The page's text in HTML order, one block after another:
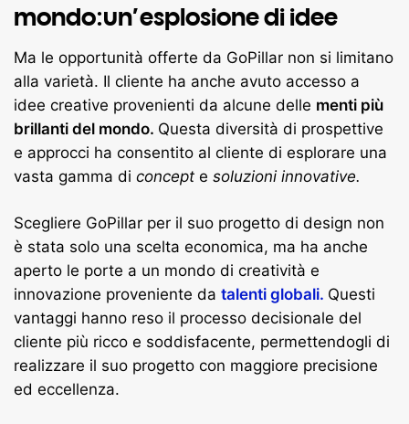
mondo:un’esplosione di idee
Ma le opportunità offerte da GoPillar non si limitano
alla varietà. Il cliente ha anche avuto accesso a
idee creative provenienti da alcune delle menti più
brillanti del mondo. Questa diversità di prospettive
e approcci ha consentito al cliente di esplorare una
vasta gamma di concept e soluzioni innovative.
Scegliere GoPillar per il suo progetto di design non
è stata solo una scelta economica, ma ha anche
aperto le porte a un mondo di creatività e
innovazione proveniente da talenti globali. Questi
vantaggi hanno reso il processo decisionale del
cliente più ricco e soddisfacente, permettendogli di
realizzare il suo progetto con maggiore precisione
ed eccellenza.